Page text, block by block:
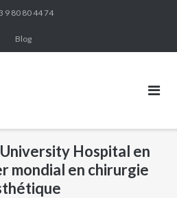
9 80 80 44 74
Blog
Hospital en
mondial en chirurgie